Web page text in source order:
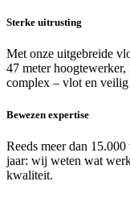
Sterke uitrusting
Met onze uitgebreide
47 meter
complex – vlot en
Bewezen expertise
Reeds meer dan
jaar: wij weten wat
kwaliteit.